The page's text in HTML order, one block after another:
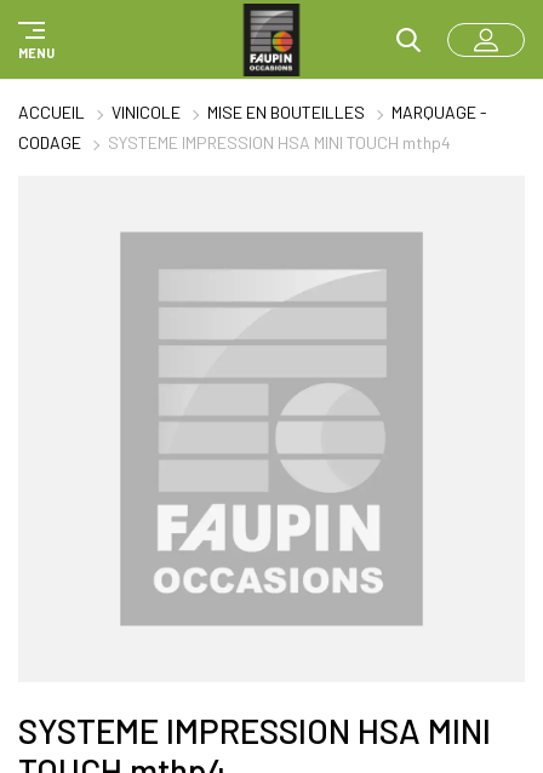
MENU
ACCUEIL VINICOLE MISE EN BOUTEILLES
MARQUAGE -
CODAGE
SYSTEME IMPRESSION HSA MINI TOUCH mthp4
SYSTEME IMPRESSION HSA MINI
Panneau de gestion des cookies